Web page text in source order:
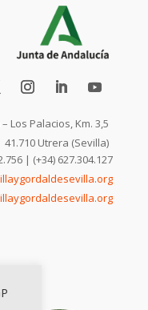
Los Palacios, Km. 3,5
41.710 Utrera (Sevilla)
| (+34) 627.304.127